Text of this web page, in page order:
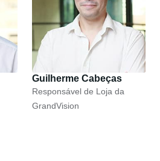
Guilherme Cabeças
Responsável de Loja da
GrandVision